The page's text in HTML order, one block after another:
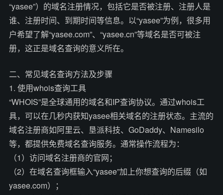
“yasee”）的域名注册情况，包括它是否被注册、注册人是
谁、注册时间、到期时间等信息。以“yasee”为例，很多用
户希望了解“yasee.com”、“yasee.cn”等域名是否可被注
册，这正是域名查询的意义所在。
二、常见域名查询方法及步骤
1. 使用whois查询工具
“WHOIS”是全球通用的域名和IP查询协议。通过whois工
具，可以在几秒内获知yasee相关域名的注册状态。主流的
域名注册商如阿里云、垦派科技、GoDaddy、Namesilo
等，都提供免费域名查询服务。通常操作流程为：
（1）访问域名注册商的官网；
（2）在域名查询框输入“yasee”加上你想查询的后缀（如
yasee.com）；